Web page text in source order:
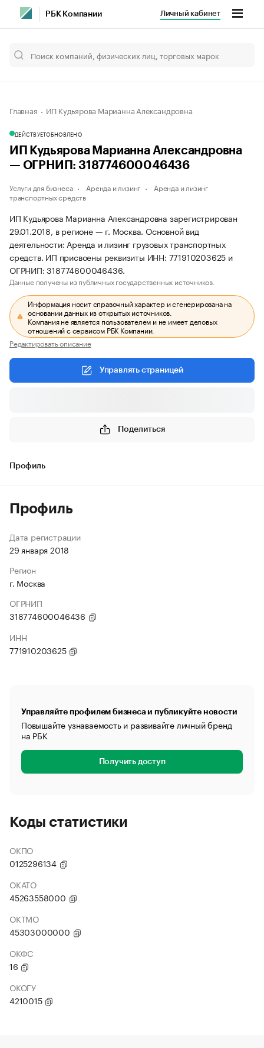
РБК Компании Личный кабинет
Главная ИП Кудьярова Марианна Александровна
ДЕЙСТВУЕТОБНОВЛЕНО
ИП Кудьярова Марианна Александровна
— ОГРНИП: 318774600046436
Услуги для бизнеса Аренда и лизинг
Аренда и лизинг
транспортных средств
ИП Кудьярова Марианна Александровна зарегистрирован
29.01.2018, в регионе — г. Москва. Основной вид
деятельности: Аренда и лизинг грузовых транспортных
средств. ИП присвоены реквизиты ИНН: 771910203625 и
ОГРНИП: 318774600046436.
Данные получены из публичных государственных источников.
Информация носит справочный характер и сгенерирована на
основании данных из открытых источников.
Компания не является пользователем и не имеет деловых
отношений с сервисом РБК Компании.
Редактировать описание
Управлять страницей
Поделиться
Профиль
Профиль
Дата регистрации
29 января 2018
Регион
г. Москва
ОГРНИП
318774600046436
ИНН
771910203625
Управляйте профилем бизнеса и публикуйте новости
Повышайте узнаваемость и развивайте личный бренд
на РБК
Получить доступ
Коды статистики
ОКПО
0125296134
ОКАТО
45263558000
ОКТМО
45303000000
ОКФС
16
ОКОГУ
4210015